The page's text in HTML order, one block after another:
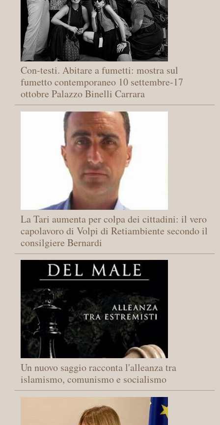
Con-testi. Abitare a fumetti: mostra sul
fumetto contemporaneo 10 settembre-17
ottobre Palazzo Binelli Carrara
La Tari aumenta per colpa dei cittadini: il vero
capolavoro di Volpi di Retiambiente secondo il
consilgiere Bernardi
Un nuovo saggio racconta l'alleanza tra
islamismo, comunismo e socialismo